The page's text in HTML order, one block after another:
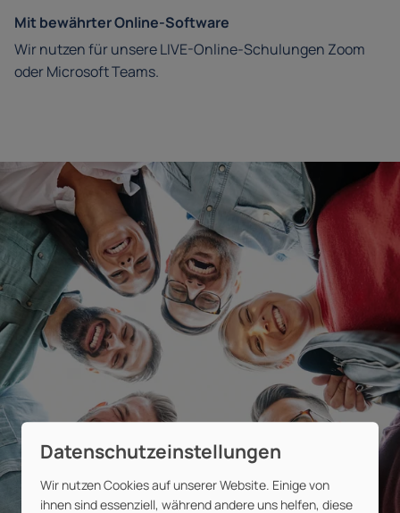
Mit bewährter Online-Software
Wir nutzen für unsere LIVE-Online-Schulungen Zoom
oder Microsoft Teams.
Wir nutzen Cookies auf unserer Website. Einige von
ihnen sind essenziell, während andere uns helfen, diese